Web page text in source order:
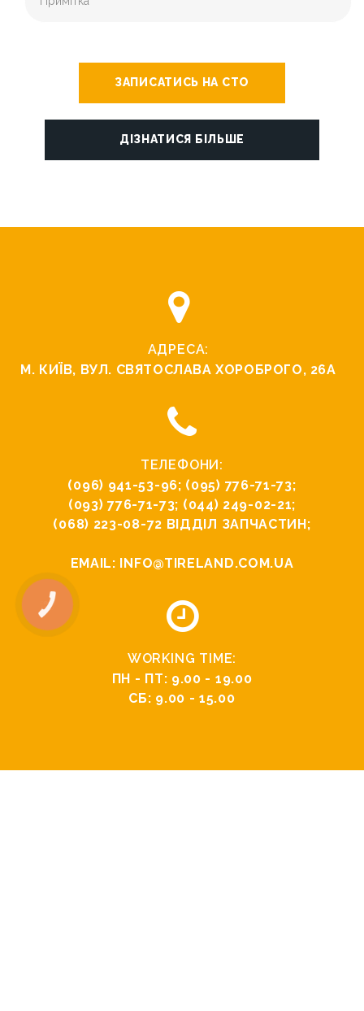
ЗАПИСАТИСЬ НА СТО
ДІЗНАТИСЯ БІЛЬШЕ
АДРЕСА:
М. КИЇВ, ВУЛ. СВЯТОСЛАВА ХОРОБРОГО, 26А
ТЕЛЕФОНИ:
(096) 941-53-96; (095) 776-71-73;
(093) 776-71-73; (044) 249-02-21;
(068) 223-08-72 ВІДДІЛ ЗАПЧАСТИН;
EMAIL: INFO@TIRELAND.COM.UA
WORKING TIME:
ПН - ПТ: 9.00 - 19.00
СБ: 9.00 - 15.00